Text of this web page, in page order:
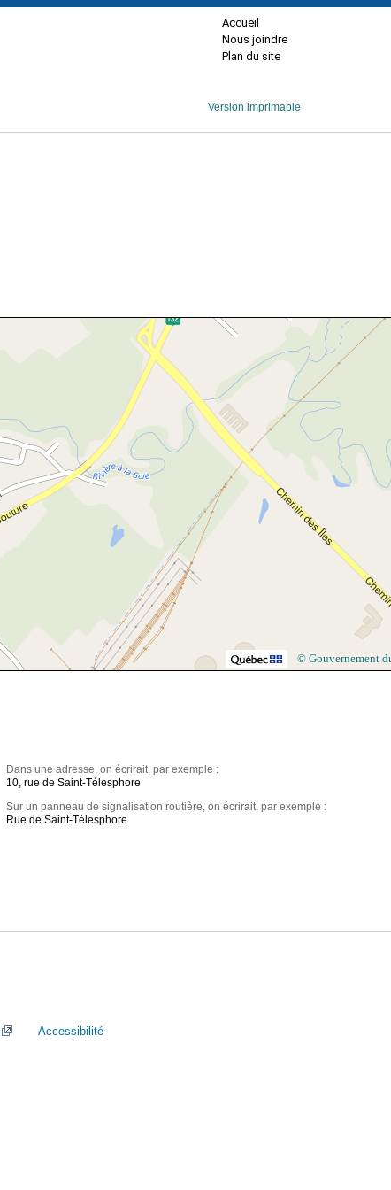
Accueil
Nous joindre
Plan du site
Version imprimable
© Gouvernement
Dans une adresse, on écrirait, par exemple :
10, rue de Saint-Télesphore
Sur un panneau de signalisation routière, on écrirait, par exemple :
Rue de Saint-Télesphore
Accessibilité